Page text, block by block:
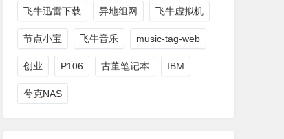
飞牛迅雷下载 异地组网 飞牛虚拟机
节点小宝 飞牛音乐 music-tag-web
创业 P106 古董笔记本 IBM
兮克NAS